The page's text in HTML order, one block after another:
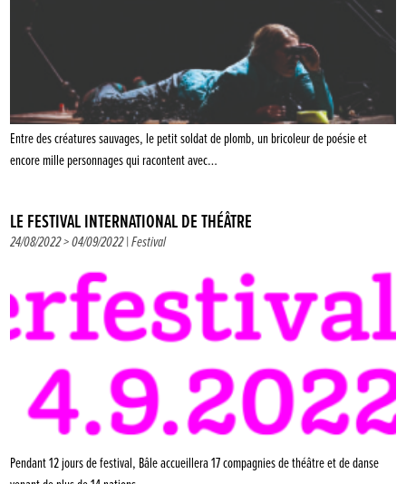
Entre des créatures sauvages, le petit soldat de plomb, un bricoleur de poésie et
encore mille personnages qui racontent avec…
LE FESTIVAL INTERNATIONAL DE THÉÂTRE
24/08/2022 > 04/09/2022 |Festival
Pendant 12 jours de festival, Bâle accueillera 17 compagnies de théâtre et de danse